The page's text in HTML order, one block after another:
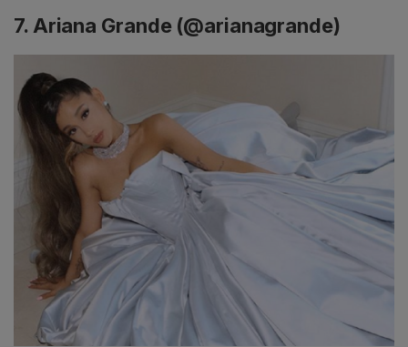
7. Ariana Grande (@arianagrande)